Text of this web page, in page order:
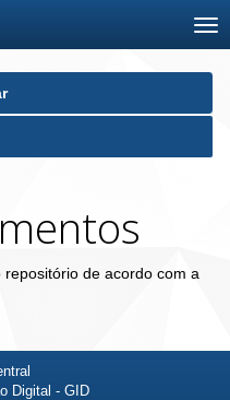
de acordo com a
Digital - GID